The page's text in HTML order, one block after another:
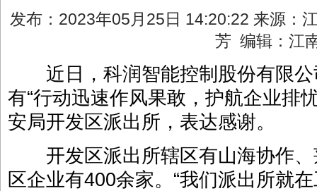
发布：2023年05月25日 14:20:22 来源：
芳 编辑：江
近日，科润智能控制股份有限公
有“行动迅速作风果敢，护航企业排
安局开发区派出所，表达感谢。
开发区派出所辖区有山海协作、
区企业有400余家。“我们派出所就